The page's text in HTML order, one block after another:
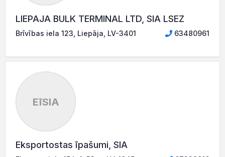
LIEPAJA BULK TERMINAL LTD, SIA LSEZ
Brīvības iela 123, Liepāja, LV-3401 63480961
EīSIA
Eksportostas īpašumi, SIA